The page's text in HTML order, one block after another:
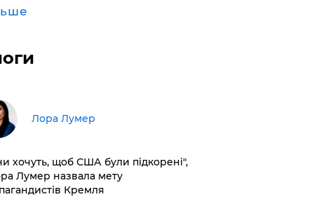
​Лора Лумер
хочуть, щоб США були підкорені",
Лумер назвала мету
Кремля